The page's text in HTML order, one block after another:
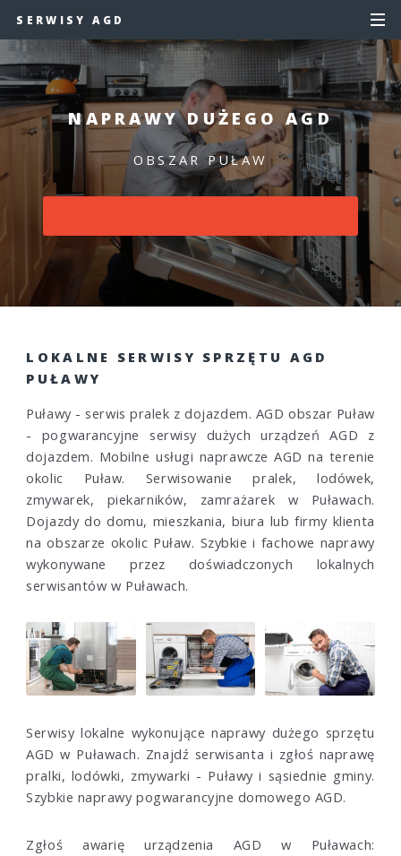
SERWISY AGD
NAPRAWY DUŻEGO AGD
OBSZAR PUŁAW
LOKALNE SERWISY SPRZĘTU AGD
PUŁAWY
Puławy - serwis pralek z dojazdem. AGD obszar Puław
- pogwarancyjne serwisy dużych urządzeń AGD z
dojazdem. Mobilne usługi naprawcze AGD na terenie
okolic Puław. Serwisowanie pralek, lodówek,
zmywarek, piekarników, zamrażarek w Puławach.
Dojazdy do domu, mieszkania, biura lub firmy klienta
na obszarze okolic Puław. Szybkie i fachowe naprawy
wykonywane przez doświadczonych lokalnych
serwisantów w Puławach.
Serwisy lokalne wykonujące naprawy dużego sprzętu
AGD w Puławach. Znajdź serwisanta i zgłoś naprawę
pralki, lodówki, zmywarki - Puławy i sąsiednie gminy.
Szybkie naprawy pogwarancyjne domowego AGD.
Zgłoś awarię urządzenia AGD w Puławach: